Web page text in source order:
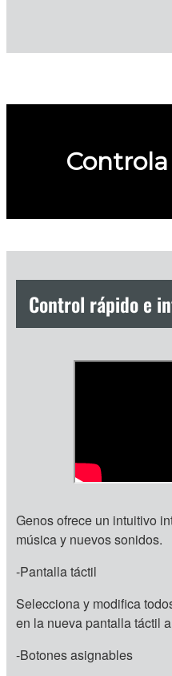
Control rápido e
Genos ofrece un intuitivo
música y nuevos sonidos.
-Pantalla táctil
Selecciona y modifica
en la nueva pantalla táctil
-Botones asignables